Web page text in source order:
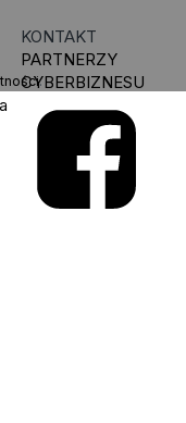
.
KONTAKT
PARTNERZY
CYBERBIZNESU